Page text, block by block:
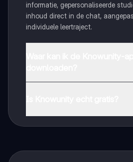
informatie, gepersonaliseerde
inhoud direct in de chat,
individuele leertraject.